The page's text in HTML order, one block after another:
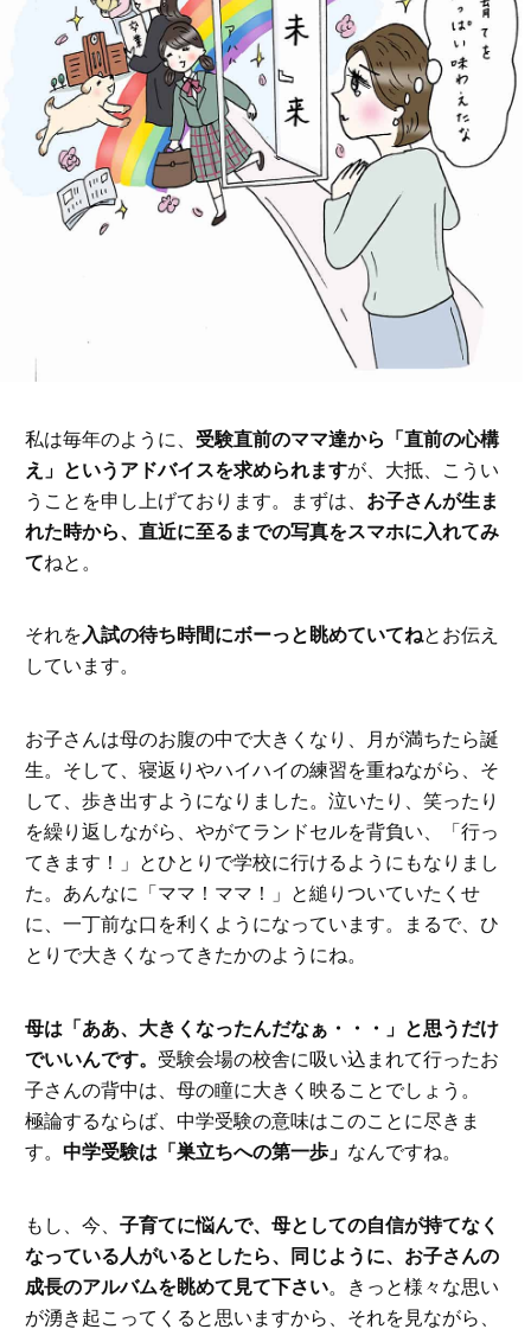
私は毎年のように、 受験直前のママ達から「直前の心構
え」というアドバイスを求められますが、大抵、こうい
うことを申し上げております。まずは、 お子さんが生ま
れた時から、直近に至るまでの写真をスマホに入れてみ
てねと。
それを 入試の待ち時間にボーっと眺めていてねとお伝え
しています。
お子さんは母のお腹の中で大きくなり、月が満ちたら誕
生。そして、寝返りやハイハイの練習を重ねながら、そ
して、歩き出すようになりました。泣いたり、笑ったり
を繰り返しながら、やがてランドセルを背負い、「行っ
てきます！」とひとりで学校に行けるようにもなりまし
た。あんなに「ママ！ママ！」と縋りついていたくせ
に、一丁前な口を利くようになっています。まるで、ひ
とりで大きくなってきたかのようにね。
母は「ああ、大きくなったんだなぁ・・・」と思うだけ
でいいんです。 受験会場の校舎に吸い込まれて行ったお
子さんの背中は、母の瞳に大きく映ることでしょう。
極論するならば、中学受験の意味はこのことに尽きま
す。 中学受験は「巣立ちへの第一歩」 なんですね。
もし、今、 子育てに悩んで、母としての自信が持てなく
なっている人がいるとしたら、同じように、お子さんの
成長のアルバムを眺めて見て下さい。きっと様々な思い
が湧き起こってくると思いますから、それを見ながら、